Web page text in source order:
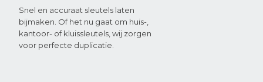
Snel en accuraat sleutels laten
bijmaken. Of het nu gaat om huis-,
kantoor- of kluissleutels, wij zorgen
voor perfecte duplicatie.